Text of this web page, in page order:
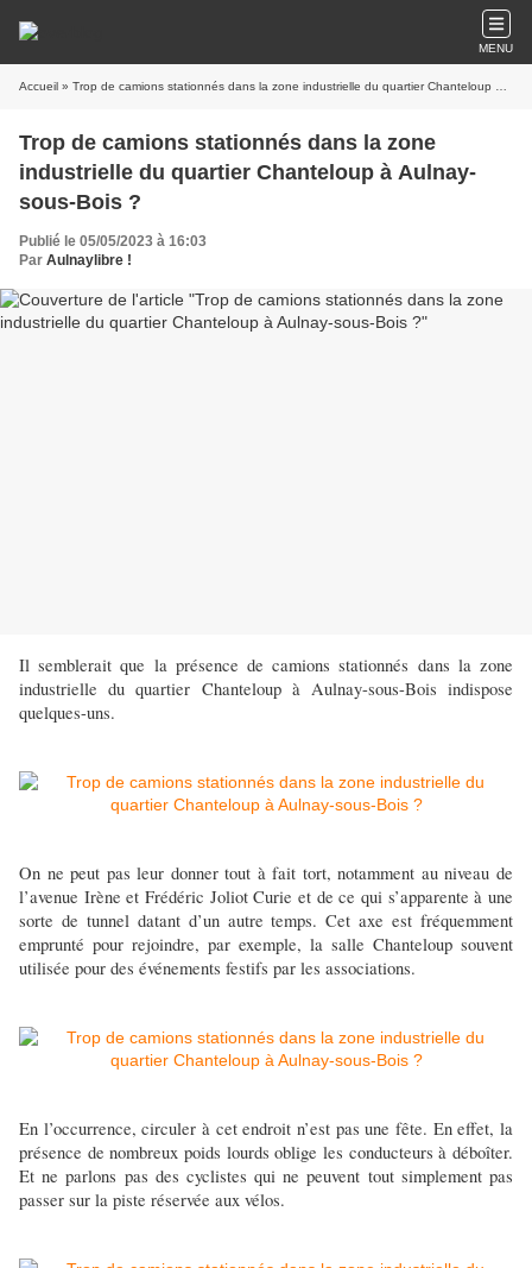
MENU
Accueil » Trop de camions stationnés dans la zone industrielle du quartier Chanteloup à Aulnay-sous-Bois ?
Trop de camions stationnés dans la zone
industrielle du quartier Chanteloup à Aulnay-
sous-Bois ?
Publié le 05/05/2023 à 16:03
Par Aulnaylibre !
Il semblerait que la présence de camions stationnés dans la zone
industrielle du quartier Chanteloup à Aulnay-sous-Bois indispose
quelques-uns.
On ne peut pas leur donner tout à fait tort, notamment au niveau de
l’avenue Irène et Frédéric Joliot Curie et de ce qui s’apparente à une
sorte de tunnel datant d’un autre temps. Cet axe est fréquemment
emprunté pour rejoindre, par exemple, la salle Chanteloup souvent
utilisée pour des événements festifs par les associations.
En l’occurrence, circuler à cet endroit n’est pas une fête. En effet, la
présence de nombreux poids lourds oblige les conducteurs à déboîter.
Et ne parlons pas des cyclistes qui ne peuvent tout simplement pas
passer sur la piste réservée aux vélos.